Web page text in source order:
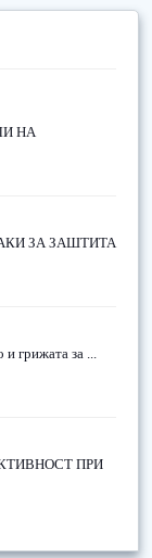
НА
ЗА ЗАШТИТА
и грижата за ...
ПРИ